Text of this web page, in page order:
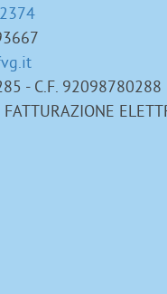
- C.F. 92098780288